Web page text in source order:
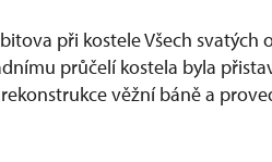
při kostele Všech
průčelí kostela byla
věžní báně a